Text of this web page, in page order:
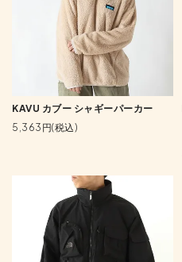
KAVU カブー シャギーパーカー
5,363円(税込)